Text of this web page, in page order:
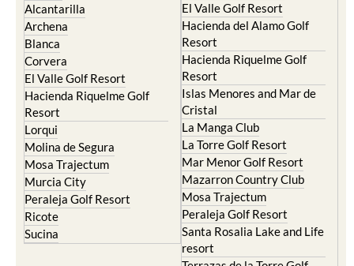
Alcantarilla
Archena
Blanca
Corvera
El Valle Golf Resort
Hacienda Riquelme Golf
Resort
Lorqui
Molina de Segura
Mosa Trajectum
Murcia City
Peraleja Golf Resort
Ricote
Sucina
El Valle Golf Resort
Hacienda del Alamo Golf
Resort
Hacienda Riquelme Golf
Resort
Islas Menores and Mar de
Cristal
La Manga Club
La Torre Golf Resort
Mar Menor Golf Resort
Mazarron Country Club
Mosa Trajectum
Peraleja Golf Resort
Santa Rosalia Lake and Life
resort